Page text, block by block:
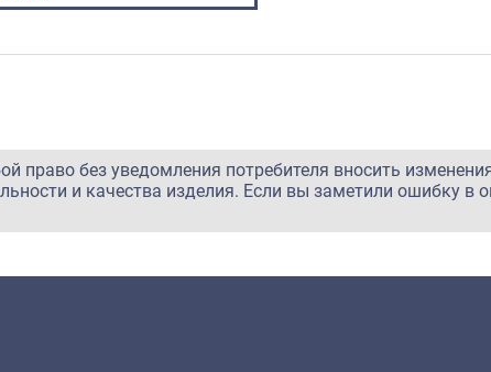
право без уведомления потребителя вносить
и качества изделия. Если вы заметили ошибку в